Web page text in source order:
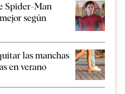
Spider-Man
según
las manchas
en verano